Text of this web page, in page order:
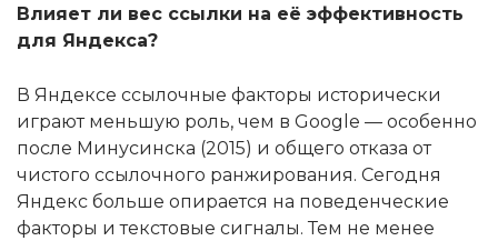
Влияет ли вес ссылки на её эффективность
для Яндекса?
В Яндексе ссылочные факторы исторически
играют меньшую роль, чем в Google — особенно
после Минусинска (2015) и общего отказа от
чистого ссылочного ранжирования. Сегодня
Яндекс больше опирается на поведенческие
факторы и текстовые сигналы. Тем не менее